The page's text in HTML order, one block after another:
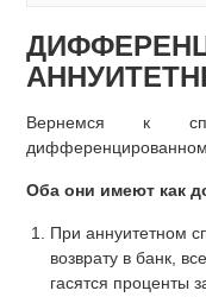
Вернемся к
Оба они имеют как
При аннуитетном
возврату в банк,
гасятся проценты